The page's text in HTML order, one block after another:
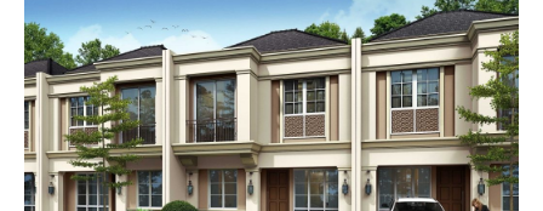
Koordinator Bidang Perekonomian, Airlangga Hartarto, setelah
Rapat Terbatas (ratas) bersama Jokowi di Istana Kepresidenan
pada hari Senin, 18 Maret 2024. Selain […]